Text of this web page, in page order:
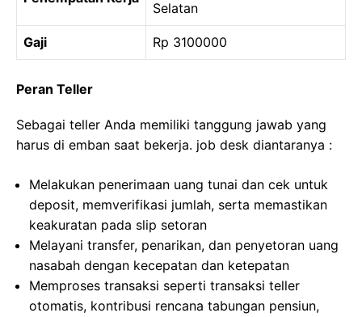
Selatan
Gaji Rp 3100000
Peran Teller
Sebagai teller Anda memiliki tanggung jawab yang
harus di emban saat bekerja. job desk diantaranya :
Melakukan penerimaan uang tunai dan cek untuk
deposit, memverifikasi jumlah, serta memastikan
keakuratan pada slip setoran
Melayani transfer, penarikan, dan penyetoran uang
nasabah dengan kecepatan dan ketepatan
Memproses transaksi seperti transaksi teller
otomatis, kontribusi rencana tabungan pensiun,